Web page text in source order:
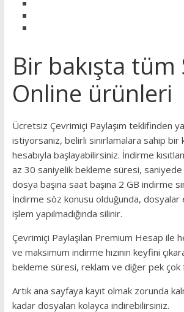
Bir bakışta tüm
Online ürünleri
Ücretsiz Çevrimiçi Paylaşım teklifinden
istiyorsanız, belirli sınırlamalara sahip bir
hesabıyla başlayabilirsiniz. İndirme
az 30 saniyelik bekleme süresi, saniyede
dosya başına saat başına 2 GB indirme
İndirme söz konusu olduğunda, dosyalar
işlem yapılmadığında silinir.
Çevrimiçi Paylaşılan Premium Hesap ile
ve maksimum indirme hızının keyfini
bekleme süresi, reklam ve diğer pek çok
Artık ana sayfaya kayıt olmak zorunda
kadar dosyaları kolayca indirebilirsiniz.